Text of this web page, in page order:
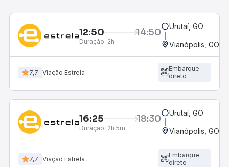
12:50 14:50
Duração: 2h
Urutaí, GO
Vianópolis, GO -
7,7 Viação Estrela
Embarque
direto
16:25 18:30
Duração: 2h 5m
Urutaí, GO
Vianópolis, GO -
7,7 Viação Estrela
Embarque
direto